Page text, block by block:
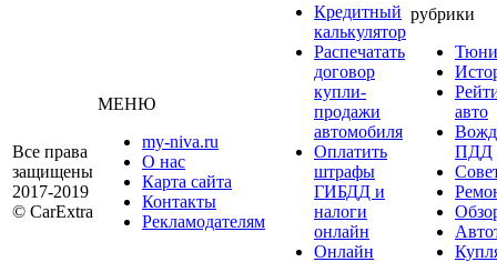
Все права
защищены
2017-2019
© CarExtra
МЕНЮ
my-niva.ru
О нас
Карта сайта
Контакты
Рекламодателям
Кредитный
калькулятор
Распечатать
договор
купли-
продажи
автомобиля
Оплатить
штрафы
ГИБДД и
налоги
онлайн
Онлайн
рубрики
авто
ПДД